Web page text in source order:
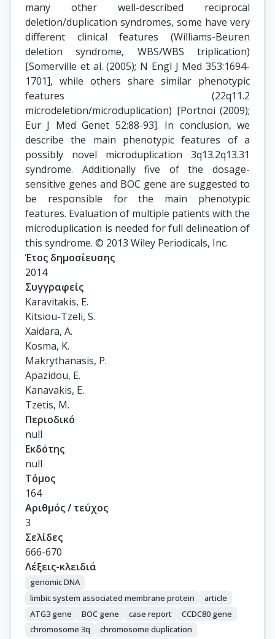
many other well-described reciprocal
deletion/duplication syndromes, some have very
different clinical features (Williams-Beuren
deletion syndrome, WBS/WBS triplication)
[Somerville et al. (2005); N Engl J Med 353:1694-
1701], while others share similar phenotypic
features (22q11.2
microdeletion/microduplication) [Portnoi (2009);
Eur J Med Genet 52:88-93]. In conclusion, we
describe the main phenotypic features of a
possibly novel microduplication 3q13.2q13.31
syndrome. Additionally five of the dosage-
sensitive genes and BOC gene are suggested to
be responsible for the main phenotypic
features. Evaluation of multiple patients with the
microduplication is needed for full delineation of
this syndrome. © 2013 Wiley Periodicals, Inc.
Έτος δημοσίευσης
2014
Συγγραφείς
Karavitakis, E.
Kitsiou-Tzeli, S.
Xaidara, A.
Kosma, K.
Makrythanasis, P.
Apazidou, E.
Kanavakis, E.
Tzetis, M.
Περιοδικό
null
Εκδότης
null
Τόμος
164
Αριθμός / τεύχος
3
Σελίδες
666-670
Λέξεις-κλειδιά
genomic DNA
limbic system associated membrane protein
article
ATG3 gene
BOC gene case report
CCDC80 gene
chromosome 3q
chromosome duplication